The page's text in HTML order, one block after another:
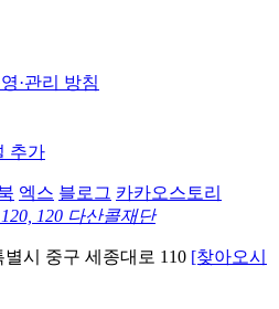
·관리 방침
추가
엑스 블로그 카카오스토리
120 다산콜재단
시 중구 세종대로 110 [찾아오시